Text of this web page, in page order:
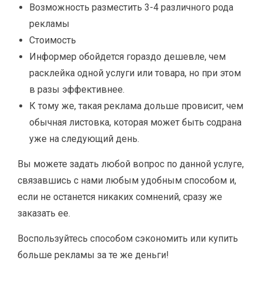
Возможность разместить 3-4 различного рода
рекламы
Стоимость
Информер обойдется гораздо дешевле, чем
расклейка одной услуги или товара, но при этом
в разы эффективнее.
К тому же, такая реклама дольше провисит, чем
обычная листовка, которая может быть содрана
уже на следующий день.
Вы можете задать любой вопрос по данной услуге,
связавшись с нами любым удобным способом и,
если не останется никаких сомнений, сразу же
заказать ее.
Воспользуйтесь способом сэкономить или купить
больше рекламы за те же деньги!